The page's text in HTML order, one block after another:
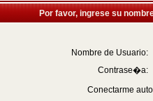
Por favor, ingrese su
Nombre de Usuario:
Contrase�a:
Conectarme